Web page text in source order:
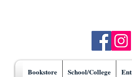
Bookstore School/College